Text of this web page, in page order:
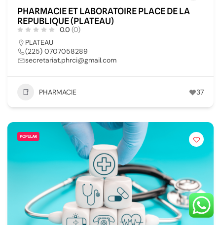
PHARMACIE ET LABORATOIRE PLACE DE LA
REPUBLIQUE (PLATEAU)
0.0 (0)
PLATEAU
(225) 0707058289
secretariat.phrci@gmail.com
PHARMACIE 37
POPULAR